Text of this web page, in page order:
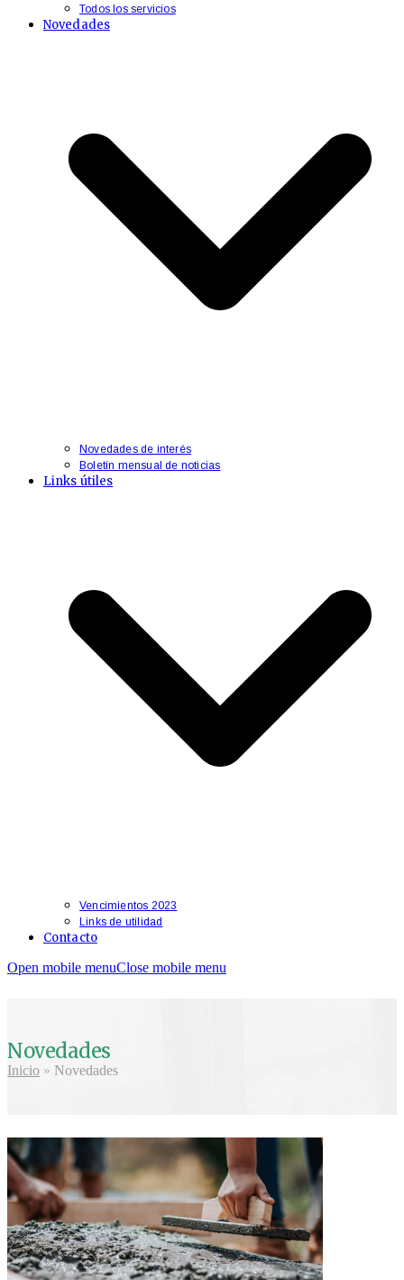
Todos los servicios
Novedades
Novedades de interés
Boletín mensual de noticias
Links útiles
Vencimientos 2023
Links de utilidad
Contacto
Open mobile menuClose mobile menu
Novedades
Inicio » Novedades